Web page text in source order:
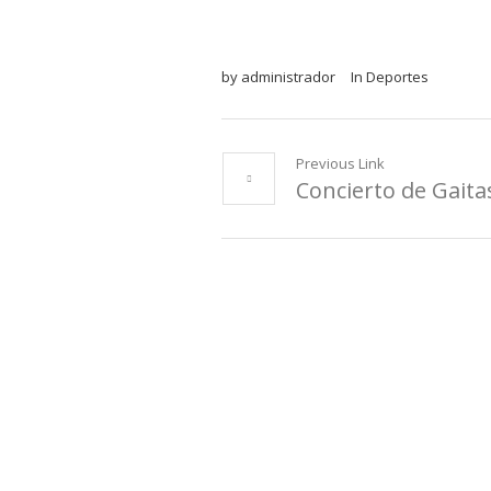
by administrador In Deportes
Previous Link
Concierto de